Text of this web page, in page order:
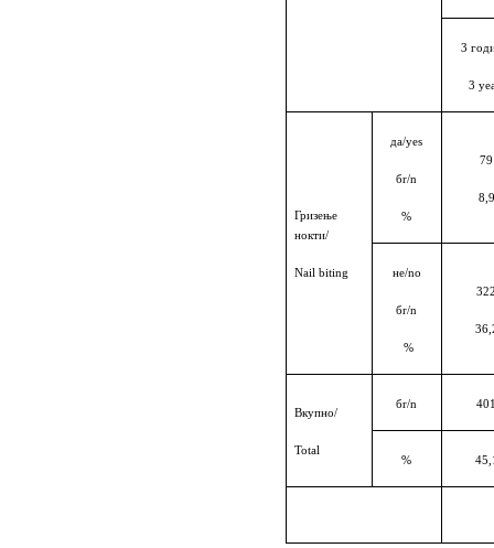
3
3
Гризење
нокти/
Nail biting
дa/yes
бr/n
%
79
8,9
нe/no
бr/n
%
Вкупно/
Total
бr/n
%